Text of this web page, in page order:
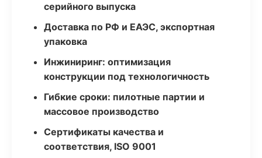
серийного выпуска
Доставка по РФ и ЕАЭС, экспортная
упаковка
Инжиниринг: оптимизация
конструкции под технологичность
Гибкие сроки: пилотные партии и
массовое производство
Сертификаты качества и
соответствия, ISO 9001